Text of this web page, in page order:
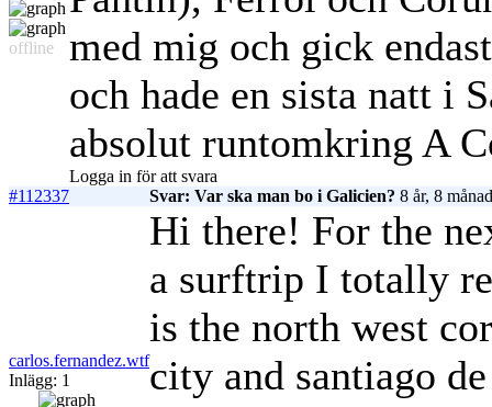
offline
med mig och gick
och hade en sista natt i
absolut runtomkring A
Logga in för att svara
#112337
Svar: Var ska man bo i Galicien? 8 år, 8
carlos.fernandez.wtf
Inlägg: 1
Hi there! For the
a surftrip I totally
is the north west
city and santiago